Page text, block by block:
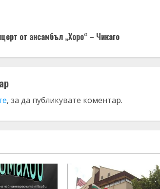
от ансамбъл „Хоро“ – Чикаго
, за да публикувате коментар.